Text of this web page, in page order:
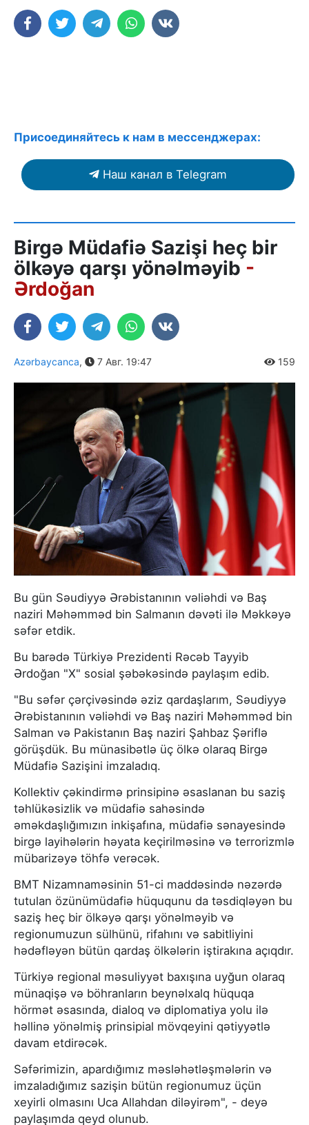
Присоединяйтесь к нам в мессенджерах:
Наш канал в Telegram
Birgə Müdafiə Sazişi heç bir
ölkəyə qarşı yönəlməyib -
Ərdoğan
Azərbaycanca, 7 Авг. 19:47 159
Bu gün Səudiyyə Ərəbistanının vəliəhdi və Baş
naziri Məhəmməd bin Salmanın dəvəti ilə Məkkəyə
səfər etdik.
Bu barədə Türkiyə Prezidenti Rəcəb Tayyib
Ərdoğan "X" sosial şəbəkəsində paylaşım edib.
"Bu səfər çərçivəsində əziz qardaşlarım, Səudiyyə
Ərəbistanının vəliəhdi və Baş naziri Məhəmməd bin
Salman və Pakistanın Baş naziri Şahbaz Şəriflə
görüşdük. Bu münasibətlə üç ölkə olaraq Birgə
Müdafiə Sazişini imzaladıq.
Kollektiv çəkindirmə prinsipinə əsaslanan bu saziş
təhlükəsizlik və müdafiə sahəsində
əməkdaşlığımızın inkişafına, müdafiə sənayesində
birgə layihələrin həyata keçirilməsinə və terrorizmlə
mübarizəyə töhfə verəcək.
BMT Nizamnaməsinin 51-ci maddəsində nəzərdə
tutulan özünümüdafiə hüququnu da təsdiqləyən bu
saziş heç bir ölkəyə qarşı yönəlməyib və
regionumuzun sülhünü, rifahını və sabitliyini
hədəfləyən bütün qardaş ölkələrin iştirakına açıqdır.
Türkiyə regional məsuliyyət baxışına uyğun olaraq
münaqişə və böhranların beynəlxalq hüquqa
hörmət əsasında, dialoq və diplomatiya yolu ilə
həllinə yönəlmiş prinsipial mövqeyini qətiyyətlə
davam etdirəcək.
Səfərimizin, apardığımız məsləhətləşmələrin və
imzaladığımız sazişin bütün regionumuz üçün
xeyirli olmasını Uca Allahdan diləyirəm", - deyə
paylaşımda qeyd olunub.